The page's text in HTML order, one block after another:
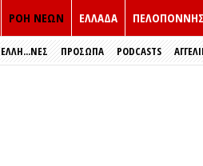
ΡΟΗ ΝΕΩΝ ΕΛΛΑΔΑ
ΈΛΛΗ...ΝΕΣ ΠΡΌΣΩΠΑ PODCASTS